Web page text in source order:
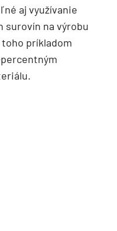
aj využívanie
surovín na výrobu
príkladom